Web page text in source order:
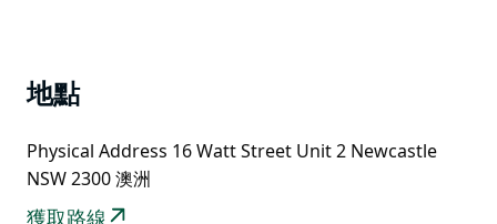
地點
Physical Address 16 Watt Street Unit 2 Newcastle
NSW 2300 澳洲
獲取路線